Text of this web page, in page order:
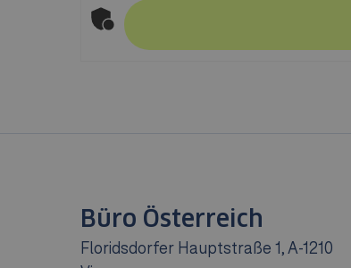
Büro Österreich
Floridsdorfer Hauptstraße 1, A-1210